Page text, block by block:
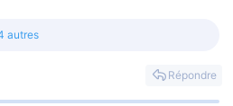
autres
Répondre